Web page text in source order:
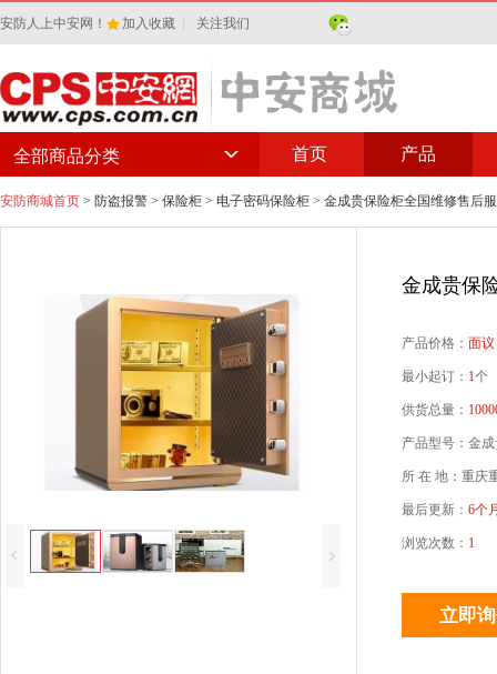
安防人上中安网！ 加入收藏 关注我们
首页 产品
全部商品分类
安防商城首页 > 防盗报警 > 保险柜 > 电子密码保险柜 > 金成贵保险柜全国维修售后
金成贵保
产品价格： 面议
最小起订： 1个
供货总量：
产品型号：金
所 在 地：重庆
最后更新： 6个
浏览次数： 1